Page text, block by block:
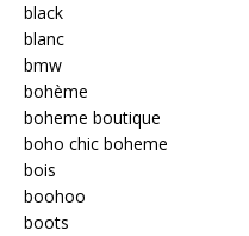
black
blanc
bmw
bohème
boheme boutique
boho chic boheme
bois
boohoo
boots